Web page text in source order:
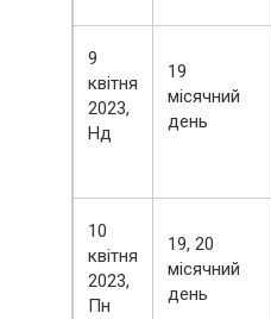
9
квітня
2023,
Нд
19
місячний
день
10
квітня
2023,
Пн
19, 20
місячний
день